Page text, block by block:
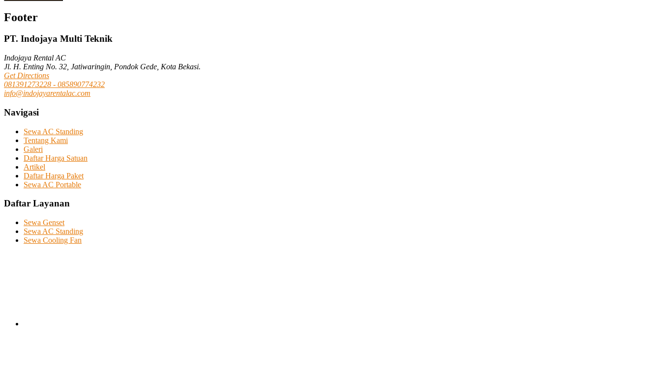
Footer
PT. Indojaya Multi Teknik
Indojaya Rental AC
Jl. H. Enting No. 32, Jatiwaringin, Pondok Gede, Kota Bekasi.
Get Directions
081391273228 - 085890774232
info@indojayarentalac.com
Navigasi
Sewa AC Standing
Tentang Kami
Galeri
Daftar Harga Satuan
Artikel
Daftar Harga Paket
Sewa AC Portable
Daftar Layanan
Sewa Genset
Sewa AC Standing
Sewa Cooling Fan